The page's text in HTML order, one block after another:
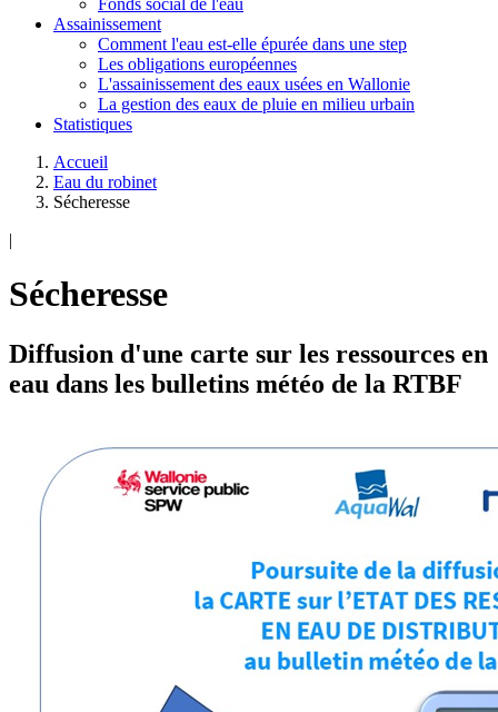
Assainissement
Comment l'eau est-elle épurée dans une step
Les obligations européennes
L'assainissement des eaux usées en Wallonie
La gestion des eaux de pluie en milieu urbain
Statistiques
Accueil
Eau du robinet
Sécheresse
|
Sécheresse
Diffusion d'une carte sur les ressources en
eau dans les bulletins météo de la RTBF